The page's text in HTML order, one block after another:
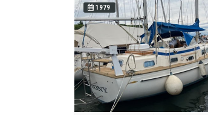
1979